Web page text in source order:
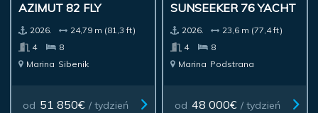
AZIMUT 82 FLY
2026.
24,79 m (81,3 ft)
4
8
Marina Sibenik
od 51 850€ / tydzień
SUNSEEKER 76 YACHT
2026.
23,6 m (77,4 ft)
4
8
Marina Podstrana
od 48 000€ / tydzień